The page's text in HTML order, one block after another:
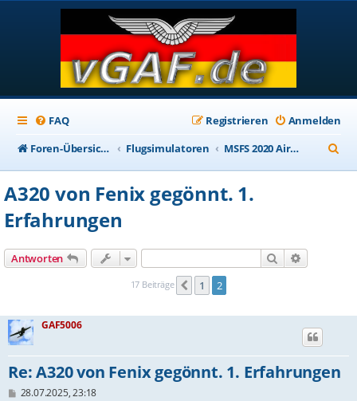
FAQ Anmelden
Registrieren
Foren-Übersicht
Flugsimulatoren MSFS 2020 Aircraft Addons
u
A320 von Fenix gegönnt. 1.
Erfahrungen
Antworten Suche
17 Beiträge Vorherige
1 2
GAF5006
Re: A320 von Fenix gegönnt. 1. Erfahrungen
B
28.07.2025, 23:18